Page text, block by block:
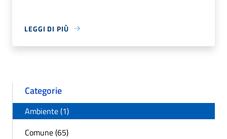
LEGGI DI PIÙ
Categorie
Ambiente (1)
Comune (65)